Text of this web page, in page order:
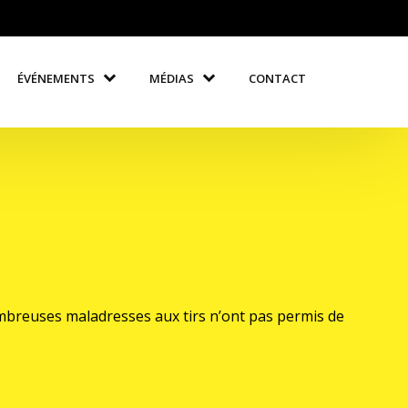
ÉVÉNEMENTS MÉDIAS CONTACT
maladresses aux tirs n’ont pas permis de